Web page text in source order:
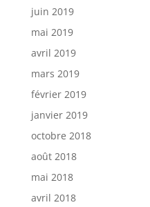
juin 2019
mai 2019
avril 2019
mars 2019
février 2019
janvier 2019
octobre 2018
août 2018
mai 2018
avril 2018